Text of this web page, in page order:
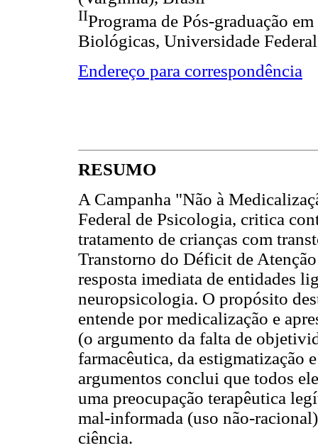
IIPrograma de Pós-graduação
Biológicas, Universidade
Endereço para correspondência
RESUMO
A Campanha "Não à
Federal de Psicologia, critica
tratamento de crianças com
Transtorno do Déficit de
resposta imediata de entidades
neuropsicologia. O propósito
entende por medicalização e
(o argumento da falta de
farmacêutica, da estigmatização
argumentos conclui que todos
uma preocupação terapêutica
mal-informada (uso não-
ciência.